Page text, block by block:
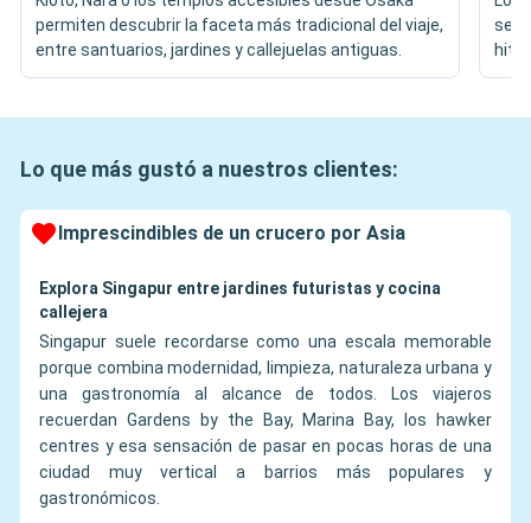
permiten descubrir la faceta más tradicional del viaje,
entre santuarios, jardines y callejuelas antiguas.
Lo que más gustó a nuestros clientes:
Imprescindibles de un crucero por Asia
Explora Singapur entre jardines futuristas y cocina
callejera
Singapur suele recordarse como una escala memorable
porque combina modernidad, limpieza, naturaleza urbana y
una gastronomía al alcance de todos. Los viajeros
recuerdan Gardens by the Bay, Marina Bay, los hawker
centres y esa sensación de pasar en pocas horas de una
ciudad muy vertical a barrios más populares y
gastronómicos.